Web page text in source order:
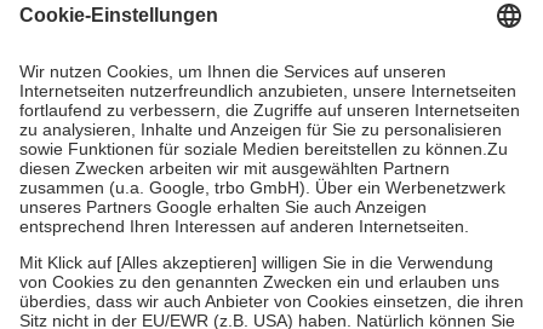
Grundsätzlich leisten Mitglieder Zuzahlungen in Höhe von zehn
höchstens zehn Euro.
Es sind jedoch nie mehr als die tatsächlichen
Kosten der Leistung zu entrichten.
Diese Regeln gelten grundsätzlich auch für Online-Apotheken.
Bei Heilmitteln und häuslicher Krankenpflege beträgt die
Zuzahlung zehn Prozent der Kosten sowie zehn Euro je
Verordnung.
Um das Engagement der Versicherten für ihre eigene Gesundheit zu
stärken und die besondere Stellung der Familie zu unterstützen,
fallenkeine Zuzahlungenan bei:
• Kindern und Jugendlichen bis zum vollendeten 18. Lebensjahr
mit Ausnahme der Fahrkosten